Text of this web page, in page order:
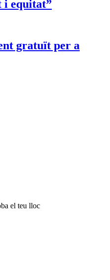
i equitat”
gratuït per a
el teu lloc